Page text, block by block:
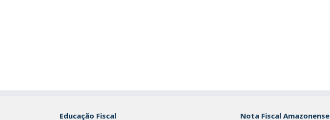
Educação Fiscal Nota Fiscal Amazonense